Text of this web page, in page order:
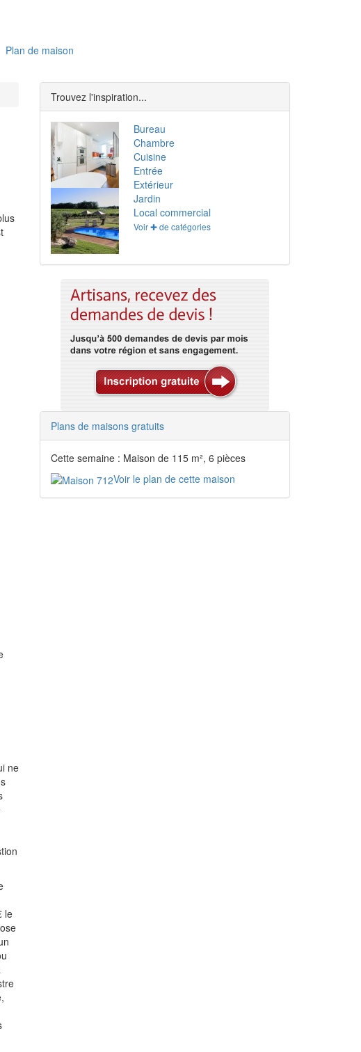
Plan de maison
ne
le
Trouvez l'inspiration...
Bureau
Chambre
Cuisine
Entrée
Extérieur
Jardin
Local commercial
Voir ✚ de catégories
Plans de maisons gratuits
Cette semaine : Maison de 115 m², 6 pièces
Voir le plan de cette maison